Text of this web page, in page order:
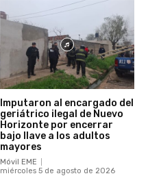
Imputaron al encargado del
geriátrico ilegal de Nuevo
Horizonte por encerrar
bajo llave a los adultos
mayores
Móvil EME
miércoles 5 de agosto de 2026